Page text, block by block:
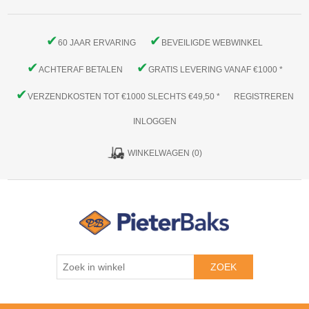
✔60 JAAR ERVARING ✔ BEVEILIGDE WEBWINKEL
✔ACHTERAF BETALEN ✔GRATIS LEVERING VANAF €1000 *
✔VERZENDKOSTEN TOT €1000 SLECHTS €49,50 * REGISTREREN
INLOGGEN
WINKELWAGEN (0)
ZOEK